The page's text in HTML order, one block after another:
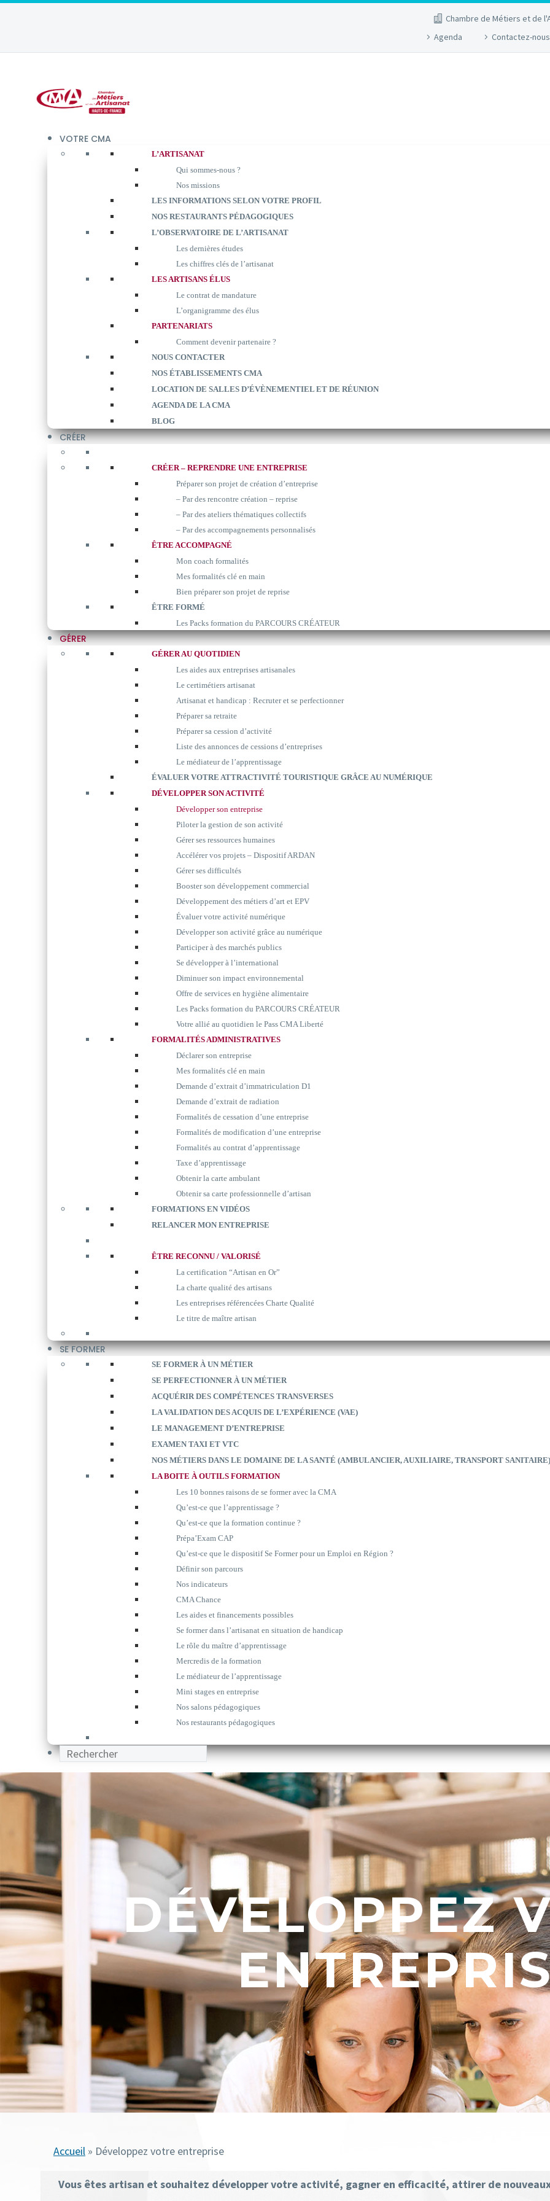
Chambre de Métiers et de
Agenda
Contactez-nous
VOTRE CMA
L’ARTISANAT
Qui sommes-nous ?
Nos missions
LES INFORMATIONS SELON VOTRE PROFIL
NOS RESTAURANTS PÉDAGOGIQUES
L’OBSERVATOIRE DE L’ARTISANAT
Les dernières études
Les chiffres clés de l’artisanat
LES ARTISANS ÉLUS
Le contrat de mandature
L’organigramme des élus
PARTENARIATS
Comment devenir partenaire ?
NOUS CONTACTER
NOS ÉTABLISSEMENTS CMA
LOCATION DE SALLES D’ÉVÈNEMENTIEL ET DE RÉUNION
AGENDA DE LA CMA
BLOG
CRÉER
CRÉER – REPRENDRE UNE ENTREPRISE
Préparer son projet de création d’entreprise
– Par des rencontre création – reprise
– Par des ateliers thématiques collectifs
– Par des accompagnements personnalisés
ÊTRE ACCOMPAGNÉ
Mon coach formalités
Mes formalités clé en main
Bien préparer son projet de reprise
ÊTRE FORMÉ
Les Packs formation du PARCOURS CRÉATEUR
GÉRER
GÉRER AU QUOTIDIEN
Les aides aux entreprises artisanales
Le certimétiers artisanat
Artisanat et handicap : Recruter et se perfectionner
Préparer sa retraite
Préparer sa cession d’activité
Liste des annonces de cessions d’entreprises
Le médiateur de l’apprentissage
ÉVALUER VOTRE ATTRACTIVITÉ TOURISTIQUE GRÂCE AU NUMÉRIQUE
DÉVELOPPER SON ACTIVITÉ
Développer son entreprise
Piloter la gestion de son activité
Gérer ses ressources humaines
Accélérer vos projets – Dispositif ARDAN
Gérer ses difficultés
Booster son développement commercial
Développement des métiers d’art et EPV
Évaluer votre activité numérique
Développer son activité grâce au numérique
Participer à des marchés publics
Se développer à l’international
Diminuer son impact environnemental
Offre de services en hygiène alimentaire
Les Packs formation du PARCOURS CRÉATEUR
Votre allié au quotidien le Pass CMA Liberté
FORMALITÉS ADMINISTRATIVES
Déclarer son entreprise
Mes formalités clé en main
Demande d’extrait d’immatriculation D1
Demande d’extrait de radiation
Formalités de cessation d’une entreprise
Formalités de modification d’une entreprise
Formalités au contrat d’apprentissage
Taxe d’apprentissage
Obtenir la carte ambulant
Obtenir sa carte professionnelle d’artisan
FORMATIONS EN VIDÉOS
RELANCER MON ENTREPRISE
ÊTRE RECONNU / VALORISÉ
La certification “Artisan en Or”
La charte qualité des artisans
Les entreprises référencées Charte Qualité
Le titre de maître artisan
SE FORMER
SE FORMER À UN MÉTIER
SE PERFECTIONNER À UN MÉTIER
ACQUÉRIR DES COMPÉTENCES TRANSVERSES
LA VALIDATION DES ACQUIS DE L’EXPÉRIENCE (VAE)
LE MANAGEMENT D’ENTREPRISE
EXAMEN TAXI ET VTC
NOS MÉTIERS DANS LE DOMAINE DE LA SANTÉ (AMBULANCIER, AUXILIAIRE, TRANSPORT SANITAIRE)
LA BOITE À OUTILS FORMATION
Les 10 bonnes raisons de se former avec la CMA
Qu’est-ce que l’apprentissage ?
Qu’est-ce que la formation continue ?
Prépa’Exam CAP
Qu’est-ce que le dispositif Se Former pour un Emploi en Région ?
Définir son parcours
Nos indicateurs
CMA Chance
Les aides et financements possibles
Se former dans l’artisanat en situation de handicap
Le rôle du maître d’apprentissage
Mercredis de la formation
Le médiateur de l’apprentissage
Mini stages en entreprise
Nos salons pédagogiques
Nos restaurants pédagogiques
DÉVELOPPEZ
Accueil » Développez votre entreprise
Vous êtes artisan et souhaitez développer votre activité, gagner en efficacité, attirer de